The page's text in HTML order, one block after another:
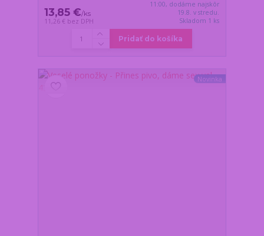
13,85 €/ks
11,26 € bez DPH
11:00, dodáme najskôr
19.8. v stredu.
Skladom 1 ks
Pridať do košíka
Novinka